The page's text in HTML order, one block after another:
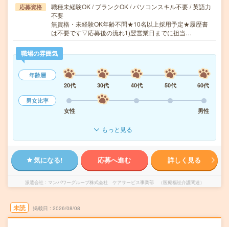
応募資格
職種未経験OK / ブランクOK / パソコンスキル不要 / 英語力
不要
無資格・未経験OK年齢不問★10名以上採用予定★履歴書
は不要です▽応募後の流れ1)翌営業日までに担当…
職場の雰囲気
年齢層
20代
30代 40代 50代
60代
男女比率
女性
男性
もっと見る
気になる! 応募へ進む 詳しく見る
派遣会社 マンパワーグループ株式会社 ケアサービス事業部 （医療福祉介護関連）
未読 掲載日 2026/08/08